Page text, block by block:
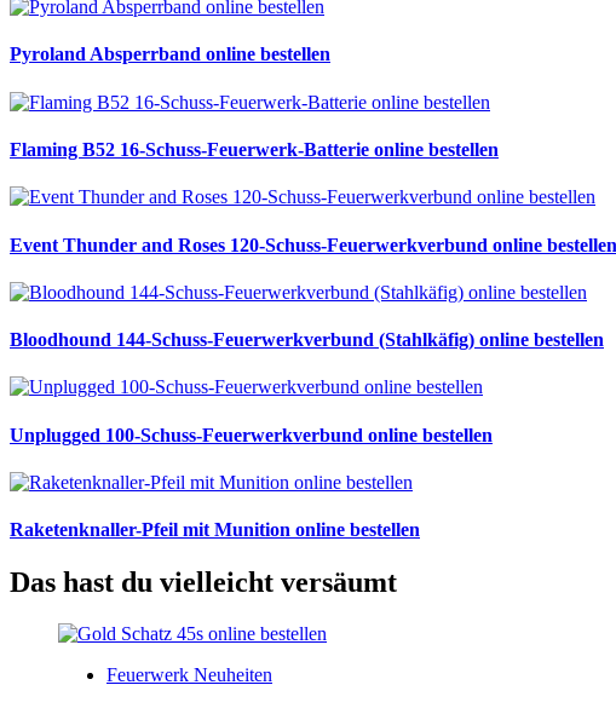
Pyroland Absperrband online bestellen
Flaming B52 16-Schuss-Feuerwerk-Batterie online bestellen
Event Thunder and Roses 120-Schuss-Feuerwerkverbund online bestellen
Bloodhound 144-Schuss-Feuerwerkverbund (Stahlkäfig) online bestellen
Unplugged 100-Schuss-Feuerwerkverbund online bestellen
Raketenknaller-Pfeil mit Munition online bestellen
Das hast du vielleicht versäumt
Feuerwerk Neuheiten